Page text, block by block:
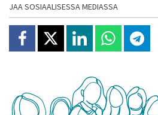
JAA SOSIAALISESSA MEDIASSA
Jaa Facebookissa
Jaa X:ssäJaa Linkedinissä
Jaa Jaa